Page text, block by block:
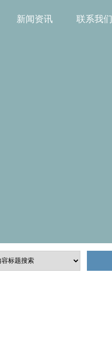
新闻资讯 联系我们